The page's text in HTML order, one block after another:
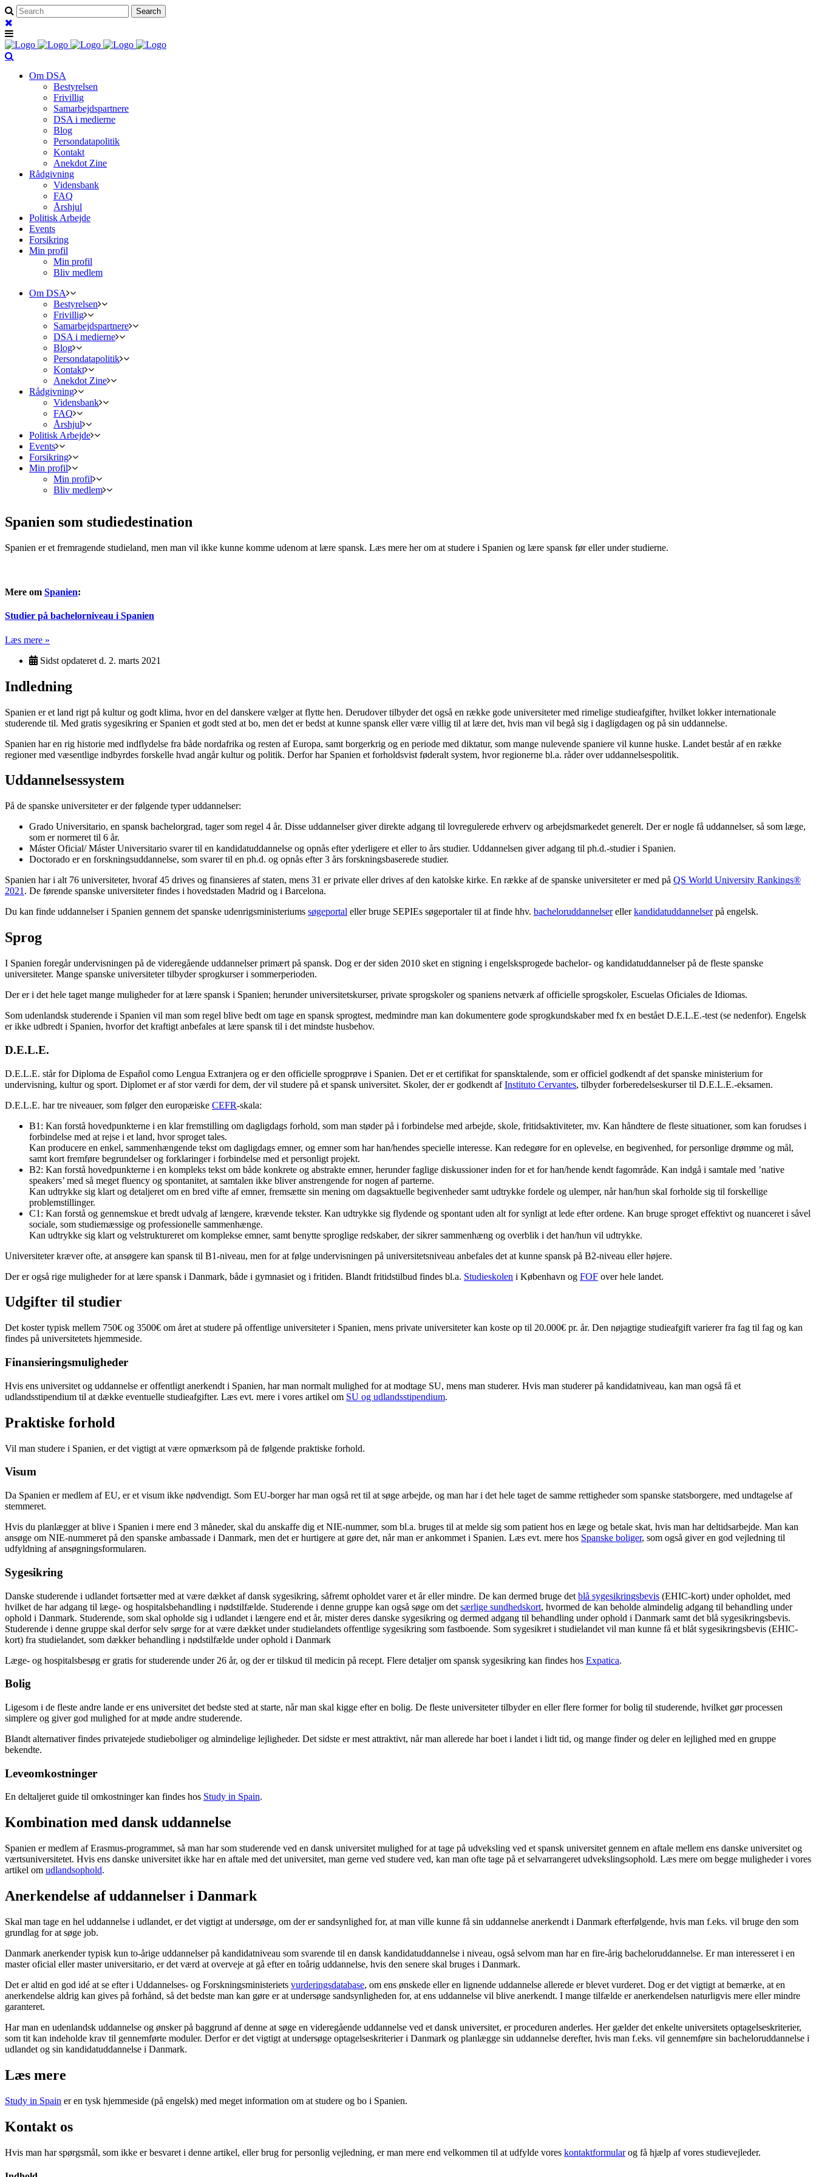
Om DSA
Bestyrelsen
Frivillig
Samarbejdspartnere
DSA i medierne
Blog
Persondatapolitik
Kontakt
Anekdot Zine
Rådgivning
Vidensbank
FAQ
Årshjul
Politisk Arbejde
Events
Forsikring
Min profil
Min profil
Bliv medlem
Om DSA
Bestyrelsen
Frivillig
Samarbejdspartnere
DSA i medierne
Blog
Persondatapolitik
Kontakt
Anekdot Zine
Rådgivning
Vidensbank
FAQ
Årshjul
Politisk Arbejde
Events
Forsikring
Min profil
Min profil
Bliv medlem
Spanien som studiedestination
Spanien er et fremragende studieland, men man vil ikke kunne komme udenom at lære spansk. Læs mere her om at studere i Spanien og lære spansk før eller under studierne.
Mere om Spanien:
Studier på bachelorniveau i Spanien
Læs mere »
Sidst opdateret d. 2. marts 2021
Indledning
Spanien er et land rigt på kultur og godt klima, hvor en del danskere vælger at flytte hen. Derudover tilbyder det også en række gode universiteter med rimelige studieafgifter, hvilket lokker internationale
studerende til. Med gratis sygesikring er Spanien et godt sted at bo, men det er bedst at kunne spansk eller være villig til at lære det, hvis man vil begå sig i dagligdagen og på sin uddannelse.
Spanien har en rig historie med indflydelse fra både nordafrika og resten af Europa, samt borgerkrig og en periode med diktatur, som mange nulevende spaniere vil kunne huske. Landet består af en række
regioner med væsentlige indbyrdes forskelle hvad angår kultur og politik. Derfor har Spanien et forholdsvist føderalt system, hvor regionerne bl.a. råder over uddannelsespolitik.
Uddannelsessystem
På de spanske universiteter er der følgende typer uddannelser:
Grado Universitario, en spansk bachelorgrad, tager som regel 4 år. Disse uddannelser giver direkte adgang til lovregulerede erhverv og arbejdsmarkedet generelt. Der er nogle få uddannelser, så som læge,
som er normeret til 6 år.
Máster Oficial/ Máster Universitario svarer til en kandidatuddannelse og opnås efter yderligere et eller to års studier. Uddannelsen giver adgang til ph.d.-studier i Spanien.
Doctorado er en forskningsuddannelse, som svarer til en ph.d. og opnås efter 3 års forskningsbaserede studier.
Spanien har i alt 76 universiteter, hvoraf 45 drives og finansieres af staten, mens 31 er private eller drives af den katolske kirke. En række af de spanske universiteter er med på QS World University Rankings®
2021 . De førende spanske universiteter findes i hovedstaden Madrid og i Barcelona.
Du kan finde uddannelser i Spanien gennem det spanske udenrigsministeriums søgeportal eller bruge SEPIEs søgeportaler til at finde hhv. bacheloruddannelserellerkandidatuddannelserpå engelsk.
Sprog
I Spanien foregår undervisningen på de videregående uddannelser primært på spansk. Dog er der siden 2010 sket en stigning i engelsksprogede bachelor- og kandidatuddannelser på de fleste spanske
universiteter. Mange spanske universiteter tilbyder sprogkurser i sommerperioden.
Der er i det hele taget mange muligheder for at lære spansk i Spanien; herunder universitetskurser, private sprogskoler og spaniens netværk af officielle sprogskoler, Escuelas Oficiales de Idiomas.
Som udenlandsk studerende i Spanien vil man som regel blive bedt om tage en spansk sprogtest, medmindre man kan dokumentere gode sprogkundskaber med fx en bestået D.E.L.E.-test (se nedenfor). Engelsk
er ikke udbredt i Spanien, hvorfor det kraftigt anbefales at lære spansk til i det mindste husbehov.
D.E.L.E.
D.E.L.E. står for Diploma de Español como Lengua Extranjera og er den officielle sprogprøve i Spanien. Det er et certifikat for spansktalende, som er officiel godkendt af det spanske ministerium for
undervisning, kultur og sport. Diplomet er af stor værdi for dem, der vil studere på et spansk universitet. Skoler, der er godkendt afInstituto Cervantes, tilbyder forberedelseskurser til D.E.L.E.-eksamen.
D.E.L.E. har tre niveauer, som følger den europæiske CEFR-skala:
B1: Kan forstå hovedpunkterne i en klar fremstilling om dagligdags forhold, som man støder på i forbindelse med arbejde, skole, fritidsaktiviteter, mv. Kan håndtere de fleste situationer, som kan forudses i
forbindelse med at rejse i et land, hvor sproget tales.
Kan producere en enkel, sammenhængende tekst om dagligdags emner, og emner som har han/hendes specielle interesse. Kan redegøre for en oplevelse, en begivenhed, for personlige drømme og mål,
samt kort fremføre begrundelser og forklaringer i forbindelse med et personligt projekt.
B2: Kan forstå hovedpunkterne i en kompleks tekst om både konkrete og abstrakte emner, herunder faglige diskussioner inden for et for han/hende kendt fagområde. Kan indgå i samtale med ’native
speakers’ med så meget fluency og spontanitet, at samtalen ikke bliver anstrengende for nogen af parterne.
Kan udtrykke sig klart og detaljeret om en bred vifte af emner, fremsætte sin mening om dagsaktuelle begivenheder samt udtrykke fordele og ulemper, når han/hun skal forholde sig til forskellige
problemstillinger.
C1: Kan forstå og gennemskue et bredt udvalg af længere, krævende tekster. Kan udtrykke sig flydende og spontant uden alt for synligt at lede efter ordene. Kan bruge sproget effektivt og nuanceret i såvel
sociale, som studiemæssige og professionelle sammenhænge.
Kan udtrykke sig klart og velstruktureret om komplekse emner, samt benytte sproglige redskaber, der sikrer sammenhæng og overblik i det han/hun vil udtrykke.
Universiteter kræver ofte, at ansøgere kan spansk til B1-niveau, men for at følge undervisningen på universitetsniveau anbefales det at kunne spansk på B2-niveau eller højere.
Der er også rige muligheder for at lære spansk i Danmark, både i gymnasiet og i fritiden. Blandt fritidstilbud findes bl.a. Studieskolen i København og FOF over hele landet.
Udgifter til studier
Det koster typisk mellem 750€ og 3500€ om året at studere på offentlige universiteter i Spanien, mens private universiteter kan koste op til 20.000€ pr. år. Den nøjagtige studieafgift varierer fra fag til fag og kan
findes på universitetets hjemmeside.
Finansieringsmuligheder
Hvis ens universitet og uddannelse er offentligt anerkendt i Spanien, har man normalt mulighed for at modtage SU, mens man studerer. Hvis man studerer på kandidatniveau, kan man også få et
udlandsstipendium til at dække eventuelle studieafgifter. Læs evt. mere i vores artikel om SU og udlandsstipendium.
Praktiske forhold
Vil man studere i Spanien, er det vigtigt at være opmærksom på de følgende praktiske forhold.
Visum
Da Spanien er medlem af EU, er et visum ikke nødvendigt. Som EU-borger har man også ret til at søge arbejde, og man har i det hele taget de samme rettigheder som spanske statsborgere, med undtagelse af
stemmeret.
Hvis du planlægger at blive i Spanien i mere end 3 måneder, skal du anskaffe dig et NIE-nummer, som bl.a. bruges til at melde sig som patient hos en læge og betale skat, hvis man har deltidsarbejde. Man kan
ansøge om NIE-nummeret på den spanske ambassade i Danmark, men det er hurtigere at gøre det, når man er ankommet i Spanien. Læs evt. mere hos Spanske boliger, som også giver en god vejledning til
udfyldning af ansøgningsformularen.
Sygesikring
Danske studerende i udlandet fortsætter med at være dækket af dansk sygesikring, såfremt opholdet varer et år eller mindre. De kan dermed bruge det blå sygesikringsbevis (EHIC-kort) under opholdet, med
hvilket de har adgang til læge- og hospitalsbehandling i nødstilfælde. Studerende i denne gruppe kan også søge om det særlige sundhedskort, hvormed de kan beholde almindelig adgang til behandling under
ophold i Danmark. Studerende, som skal opholde sig i udlandet i længere end et år, mister deres danske sygesikring og dermed adgang til behandling under ophold i Danmark samt det blå sygesikringsbevis.
Studerende i denne gruppe skal derfor selv sørge for at være dækket under studielandets offentlige sygesikring som fastboende. Som sygesikret i studielandet vil man kunne få et blåt sygesikringsbevis (EHIC-
kort) fra studielandet, som dækker behandling i nødstilfælde under ophold i Danmark
Læge- og hospitalsbesøg er gratis for studerende under 26 år, og der er tilskud til medicin på recept. Flere detaljer om spansk sygesikring kan findes hos Expatica.
Bolig
Ligesom i de fleste andre lande er ens universitet det bedste sted at starte, når man skal kigge efter en bolig. De fleste universiteter tilbyder en eller flere former for bolig til studerende, hvilket gør processen
simplere og giver god mulighed for at møde andre studerende.
Blandt alternativer findes privatejede studieboliger og almindelige lejligheder. Det sidste er mest attraktivt, når man allerede har boet i landet i lidt tid, og mange finder og deler en lejlighed med en gruppe
bekendte.
Leveomkostninger
En deltaljeret guide til omkostninger kan findes hos Study in Spain.
Kombination med dansk uddannelse
Spanien er medlem af Erasmus-programmet, så man har som studerende ved en dansk universitet mulighed for at tage på udveksling ved et spansk universitet gennem en aftale mellem ens danske universitet og
værtsuniversitetet. Hvis ens danske universitet ikke har en aftale med det universitet, man gerne ved studere ved, kan man ofte tage på et selvarrangeret udvekslingsophold. Læs mere om begge muligheder i vores
artikel om udlandsophold.
Anerkendelse af uddannelser i Danmark
Skal man tage en hel uddannelse i udlandet, er det vigtigt at undersøge, om der er sandsynlighed for, at man ville kunne få sin uddannelse anerkendt i Danmark efterfølgende, hvis man f.eks. vil bruge den som
grundlag for at søge job.
Danmark anerkender typisk kun to-årige uddannelser på kandidatniveau som svarende til en dansk kandidatuddannelse i niveau, også selvom man har en fire-årig bacheloruddannelse. Er man interesseret i en
master oficial eller master universitario, er det værd at overveje at gå efter en toårig uddannelse, hvis den senere skal bruges i Danmark.
Det er altid en god idé at se efter i Uddannelses- og Forskningsministeriets vurderingsdatabase, om ens ønskede eller en lignende uddannelse allerede er blevet vurderet. Dog er det vigtigt at bemærke, at en
anerkendelse aldrig kan gives på forhånd, så det bedste man kan gøre er at undersøge sandsynligheden for, at ens uddannelse vil blive anerkendt. I mange tilfælde er anerkendelsen naturligvis mere eller mindre
garanteret.
Har man en udenlandsk uddannelse og ønsker på baggrund af denne at søge en videregående uddannelse ved et dansk universitet, er proceduren anderles. Her gælder det enkelte universitets optagelseskriterier,
som tit kan indeholde krav til gennemførte moduler. Derfor er det vigtigt at undersøge optagelseskriterier i Danmark og planlægge sin uddannelse derefter, hvis man f.eks. vil gennemføre sin bacheloruddannelse i
udlandet og sin kandidatuddannelse i Danmark.
Læs mere
Study in Spain er en tysk hjemmeside (på engelsk) med meget information om at studere og bo i Spanien.
Kontakt os
Hvis man har spørgsmål, som ikke er besvaret i denne artikel, eller brug for personlig vejledning, er man mere end velkommen til at udfylde vores kontaktformularog få hjælp af vores studievejleder.